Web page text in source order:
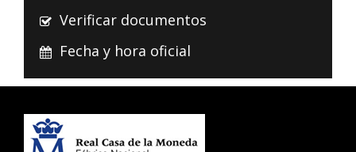
Verificar documentos
Fecha y hora oficial